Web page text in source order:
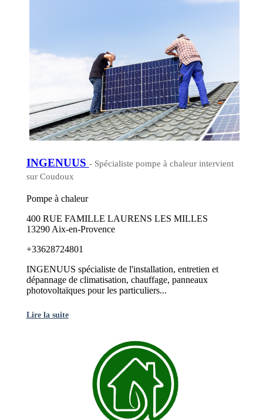
INGENUUS - Spécialiste pompe à chaleur intervient
sur Coudoux
Pompe à chaleur
400 RUE FAMILLE LAURENS LES MILLES
13290 Aix-en-Provence
+33628724801
INGENUUS spécialiste de l'installation, entretien et
dépannage de climatisation, chauffage, panneaux
photovoltaïques pour les particuliers...
Lire la suite